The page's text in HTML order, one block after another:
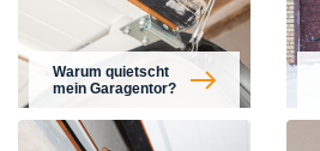
Warum quietscht
mein Garagentor?